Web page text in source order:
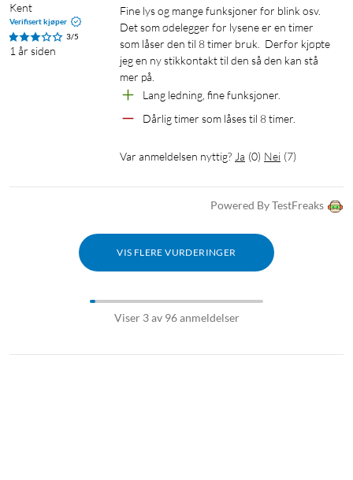
Kent
Verifisert kjøper
3/5
1 år siden
Fine lys og mange funksjoner for blink osv.
Det som ødelegger for lysene er en timer
som låser den til 8 timer bruk.  Derfor kjøpte
jeg en ny stikkontakt til den så den kan stå
mer på.
Lang ledning, fine funksjoner.
Dårlig timer som låses til 8 timer.
Var anmeldelsen nyttig? Ja (0) Nei (7)
Powered By TestFreaks
VIS FLERE VURDERINGER
Viser 3 av 96 anmeldelser